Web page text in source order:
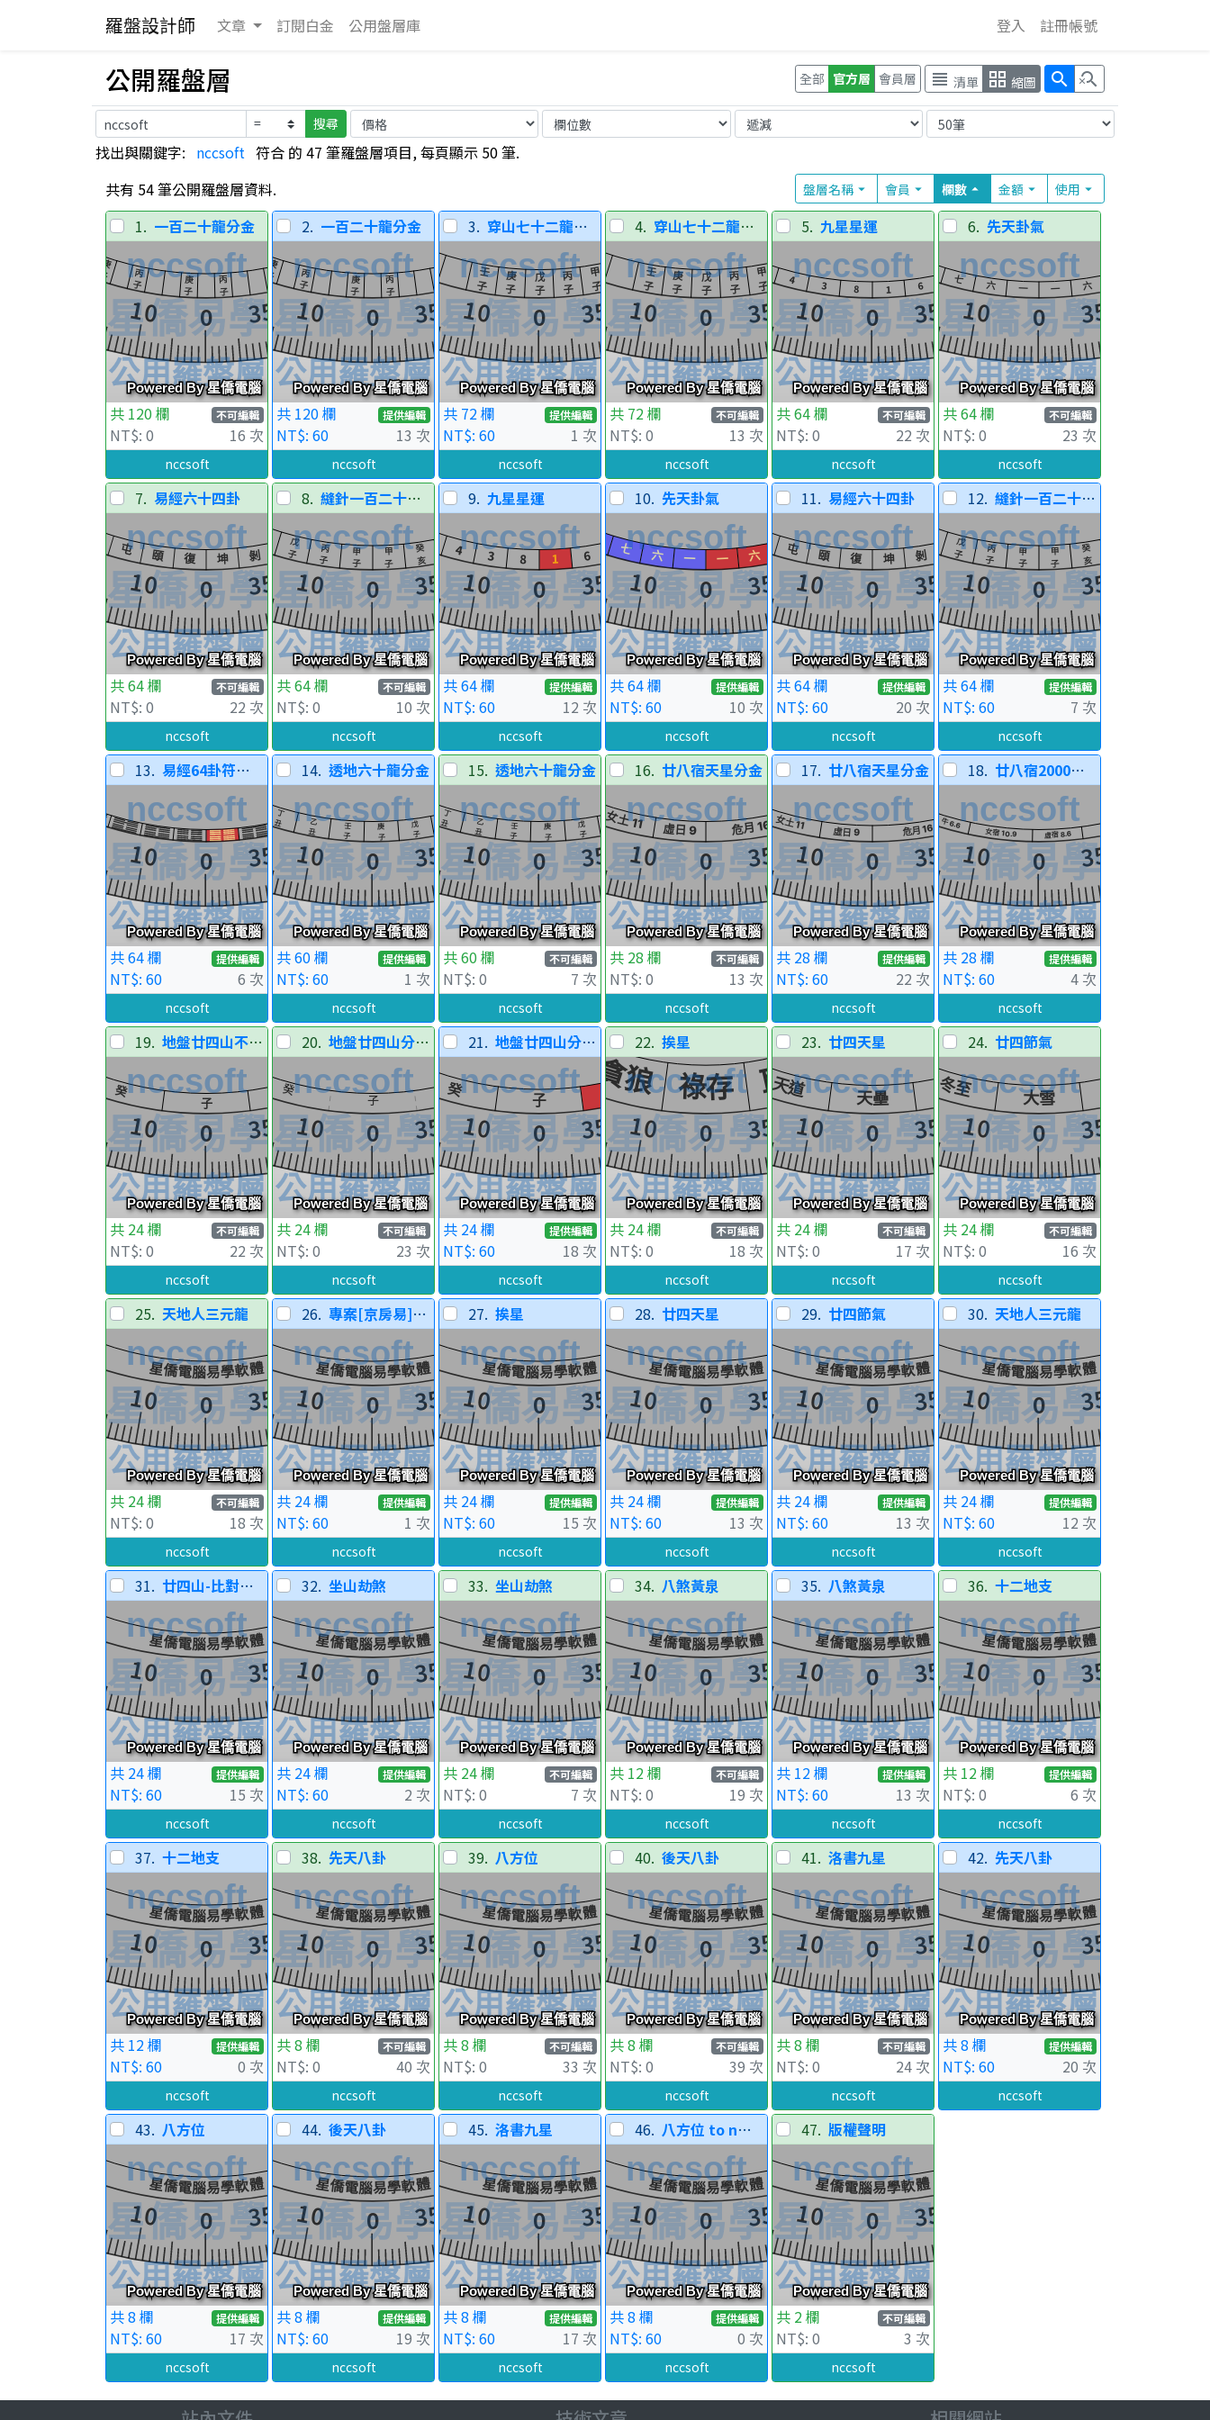
羅盤設計師 文章 訂閱白金 公用盤層庫 登入 註冊帳號
公開羅盤層 全部 官方層 會員層 view_headline 清單 grid_view 縮圖 search search_off
搜尋
找出與關鍵字: nccsoft 符合 的 47 筆羅盤層項目, 每頁顯示 50 筆.
共有 54 筆公開羅盤層資料.
盤層名稱 arrow_drop_down 會員 arrow_drop_down 欄數 arrow_drop_up 金額 arrow_drop_down 使用 arrow_drop_down
1. 一百二十龍分金
共 120 欄 不可編輯
NT$: 0 16 次
nccsoft
2. 一百二十龍分金
共 120 欄 提供編輯
NT$: 60 13 次
nccsoft
3. 穿山七十二龍分金
共 72 欄 提供編輯
NT$: 60 1 次
nccsoft
4. 穿山七十二龍分金
共 72 欄 不可編輯
NT$: 0 13 次
nccsoft
5. 九星星運
共 64 欄 不可編輯
NT$: 0 22 次
nccsoft
6. 先天卦氣
共 64 欄 不可編輯
NT$: 0 23 次
nccsoft
7. 易經六十四卦
共 64 欄 不可編輯
NT$: 0 22 次
nccsoft
8. 縫針一百二十龍分金
共 64 欄 不可編輯
NT$: 0 10 次
nccsoft
9. 九星星運
共 64 欄 提供編輯
NT$: 60 12 次
nccsoft
10. 先天卦氣
共 64 欄 提供編輯
NT$: 60 10 次
nccsoft
11. 易經六十四卦
共 64 欄 提供編輯
NT$: 60 20 次
nccsoft
12. 縫針一百二十龍分金
共 64 欄 提供編輯
NT$: 60 7 次
nccsoft
13. 易經64卦符號(直排)
共 64 欄 提供編輯
NT$: 60 6 次
nccsoft
14. 透地六十龍分金
共 60 欄 提供編輯
NT$: 60 1 次
nccsoft
15. 透地六十龍分金
共 60 欄 不可編輯
NT$: 0 7 次
nccsoft
16. 廿八宿天星分金
共 28 欄 不可編輯
NT$: 0 13 次
nccsoft
17. 廿八宿天星分金
共 28 欄 提供編輯
NT$: 60 22 次
nccsoft
18. 廿八宿2000年春分宿度
共 28 欄 提供編輯
NT$: 60 4 次
nccsoft
19. 地盤廿四山不分陰陽
共 24 欄 不可編輯
NT$: 0 22 次
nccsoft
20. 地盤廿四山分部分陰陽-比對層
共 24 欄 不可編輯
NT$: 0 23 次
nccsoft
21. 地盤廿四山分陰陽
共 24 欄 提供編輯
NT$: 60 18 次
nccsoft
22. 挨星
共 24 欄 不可編輯
NT$: 0 18 次
nccsoft
23. 廿四天星
共 24 欄 不可編輯
NT$: 0 17 次
nccsoft
24. 廿四節氣
共 24 欄 不可編輯
NT$: 0 16 次
nccsoft
25. 天地人三元龍
共 24 欄 不可編輯
NT$: 0 18 次
nccsoft
26. 專案[京房易]-層十一
共 24 欄 提供編輯
NT$: 60 1 次
nccsoft
27. 挨星
共 24 欄 提供編輯
NT$: 60 15 次
nccsoft
28. 廿四天星
共 24 欄 提供編輯
NT$: 60 13 次
nccsoft
29. 廿四節氣
共 24 欄 提供編輯
NT$: 60 13 次
nccsoft
30. 天地人三元龍
共 24 欄 提供編輯
NT$: 60 12 次
nccsoft
31. 廿四山-比對層(可調整)
共 24 欄 提供編輯
NT$: 60 15 次
nccsoft
32. 坐山劫煞
共 24 欄 提供編輯
NT$: 60 2 次
nccsoft
33. 坐山劫煞
共 24 欄 不可編輯
NT$: 0 7 次
nccsoft
34. 八煞黃泉
共 12 欄 不可編輯
NT$: 0 19 次
nccsoft
35. 八煞黃泉
共 12 欄 提供編輯
NT$: 60 13 次
nccsoft
36. 十二地支
共 12 欄 提供編輯
NT$: 0 6 次
nccsoft
37. 十二地支
共 12 欄 提供編輯
NT$: 60 0 次
nccsoft
38. 先天八卦
共 8 欄 不可編輯
NT$: 0 40 次
nccsoft
39. 八方位
共 8 欄 不可編輯
NT$: 0 33 次
nccsoft
40. 後天八卦
共 8 欄 不可編輯
NT$: 0 39 次
nccsoft
41. 洛書九星
共 8 欄 不可編輯
NT$: 0 24 次
nccsoft
42. 先天八卦
共 8 欄 提供編輯
NT$: 60 20 次
nccsoft
43. 八方位
共 8 欄 提供編輯
NT$: 60 17 次
nccsoft
44. 後天八卦
共 8 欄 提供編輯
NT$: 60 19 次
nccsoft
45. 洛書九星
共 8 欄 提供編輯
NT$: 60 17 次
nccsoft
46. 八方位 to nms1413
共 8 欄 提供編輯
NT$: 60 0 次
nccsoft
47. 版權聲明
共 2 欄 不可編輯
NT$: 0 3 次
nccsoft